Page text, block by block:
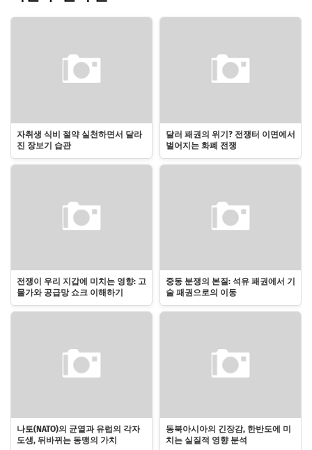
자취생 식비 절약 실천하면서 달라
진 장보기 습관
달러 패권의 위기? 전쟁터 이면에서
벌어지는 화폐 전쟁
전쟁이 우리 지갑에 미치는 영향: 고
물가와 공급망 쇼크 이해하기
중동 분쟁의 본질: 석유 패권에서 기
술 패권으로의 이동
나토(NATO)의 균열과 유럽의 각자
도생, 뒤바뀌는 동맹의 가치
동북아시아의 긴장감, 한반도에 미
치는 실질적 영향 분석